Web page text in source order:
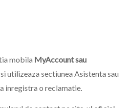
mobila MyAccount sau
si utilizeaza sectiunea Asistenta sau
inregistra o reclamatie.